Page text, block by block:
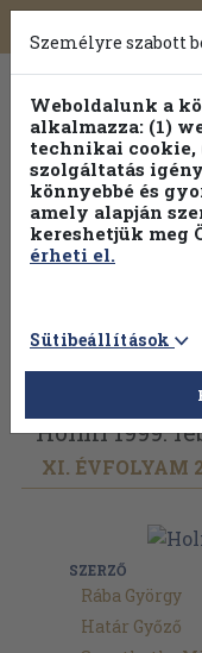
Toggle
Hobbi
Vissza az előző
Holmi 1999.
XI. ÉVFOLYAM
SZERZŐ
Rába György
Határ Győző
Személyre szabott
Weboldalunk a
alkalmazza: (1)
technikai cookie,
szolgáltatás
könnyebbé és
amely alapján
kereshetjük meg
érheti el.
Sütibeállítások